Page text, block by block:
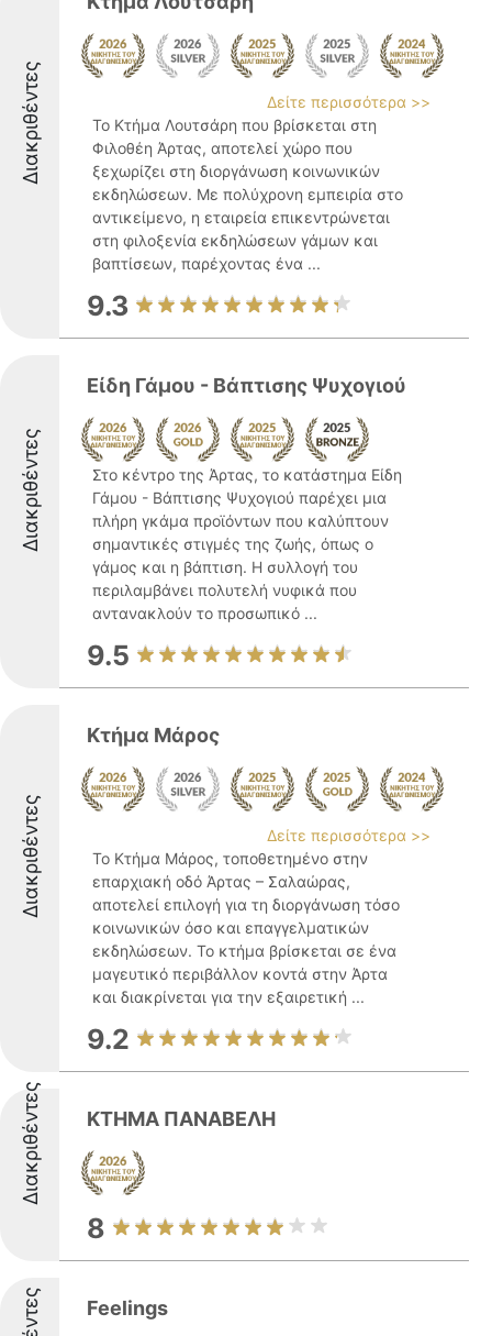
Διακριθέντες
Δείτε περισσότερα >>
Το Κτήμα Λουτσάρη που βρίσκεται στη
Φιλοθέη Άρτας, αποτελεί χώρο που
ξεχωρίζει στη διοργάνωση κοινωνικών
εκδηλώσεων. Με πολύχρονη εμπειρία στο
αντικείμενο, η εταιρεία επικεντρώνεται
στη φιλοξενία εκδηλώσεων γάμων και
βαπτίσεων, παρέχοντας ένα ...
9.3
Διακριθέντες
Είδη Γάμου - Βάπτισης Ψυχογιού
Στο κέντρο της Άρτας, το κατάστημα Είδη
Γάμου - Βάπτισης Ψυχογιού παρέχει μια
πλήρη γκάμα προϊόντων που καλύπτουν
σημαντικές στιγμές της ζωής, όπως ο
γάμος και η βάπτιση. Η συλλογή του
περιλαμβάνει πολυτελή νυφικά που
αντανακλούν το προσωπικό ...
9.5
Διακριθέντες
Κτήμα Μάρος
Δείτε περισσότερα >>
Το Κτήμα Μάρος, τοποθετημένο στην
επαρχιακή οδό Άρτας – Σαλαώρας,
αποτελεί επιλογή για τη διοργάνωση τόσο
κοινωνικών όσο και επαγγελματικών
εκδηλώσεων. Το κτήμα βρίσκεται σε ένα
μαγευτικό περιβάλλον κοντά στην Άρτα
και διακρίνεται για την εξαιρετική ...
9.2
Διακριθέντες ΚΤΗΜΑ ΠΑΝΑΒΕΛΗ
8
Feelings